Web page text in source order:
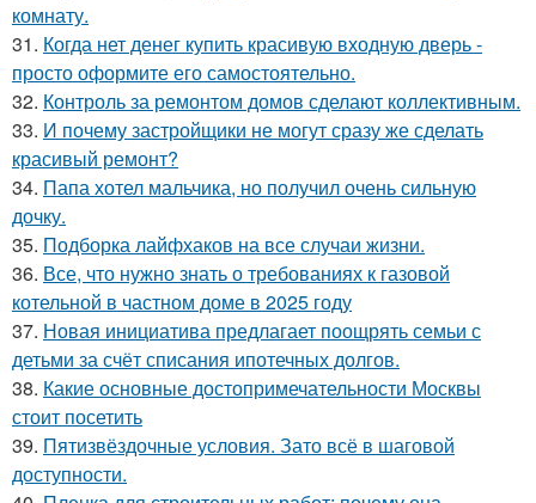
комнату.
31. Когда нет денег купить красивую входную дверь -
просто оформите его самостоятельно.
32. Контроль за ремонтом домов сделают коллективным.
33. И почему застройщики не могут сразу же сделать
красивый ремонт?
34. Папа хотел мальчика, но получил очень сильную
дочку.
35. Подборка лайфхаков на все случаи жизни.
36. Все, что нужно знать о требованиях к газовой
котельной в частном доме в 2025 году
37. Новая инициатива предлагает поощрять семьи с
детьми за счёт списания ипотечных долгов.
38. Какие основные достопримечательности Москвы
стоит посетить
39. Пятизвёздочные условия. Зато всё в шаговой
доступности.